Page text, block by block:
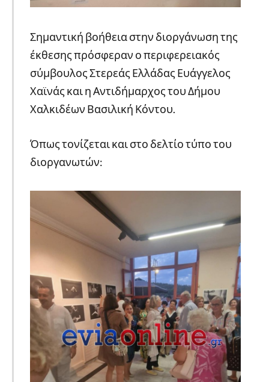
Σημαντική βοήθεια στην διοργάνωση της
έκθεσης πρόσφεραν ο περιφερειακός
σύμβουλος Στερεάς Ελλάδας Ευάγγελος
Χαϊνάς και η Αντιδήμαρχος του Δήμου
Χαλκιδέων Βασιλική Κόντου.
Όπως τονίζεται και στο δελτίο τύπο του
διοργανωτών: